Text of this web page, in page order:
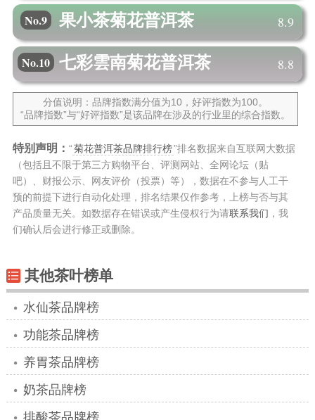
No.9 果小茶菊花普洱茶 8.9
No.10 七彩雲南菊花普洱茶 8.8
分值说明：品牌指数满分值为10，好评指数为100。
“品牌指数”与“好评指数”是该品牌在涉及的行业里的综合指数。
特别声明： “菊花普洱茶品牌排行榜”排名数据来自互联网大数据
（包括且不限于第三方购物平台、评测网站、全网论坛（贴
吧）、财报公示、网友评价（投票）等），数据在不参与人工干
预的前提下进行自动化处理，排名结果仅作参考，上榜与否与其
产品质量无关。如数据存在错误或产生侵权行为请联系我们 ，我
们确认后会进行修正或删除。
其他茶叶榜单
水仙茶品牌榜
功能茶品牌榜
养胃茶品牌榜
奶茶品牌榜
排酸茶品牌榜